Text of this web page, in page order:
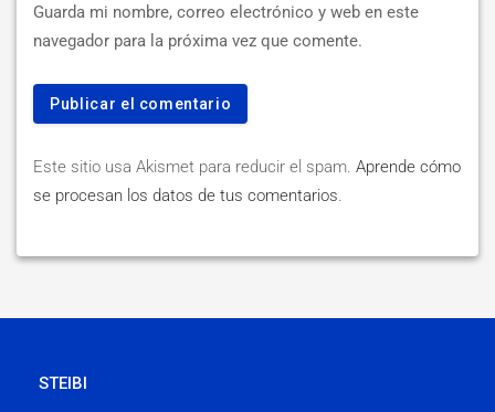
Guarda mi nombre, correo electrónico y web en este
navegador para la próxima vez que comente.
Este sitio usa Akismet para reducir el spam. Aprende cómo
se procesan los datos de tus comentarios.
STEIBI